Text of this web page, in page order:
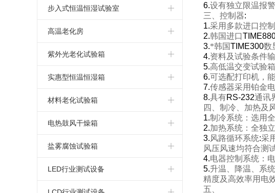
高低温循环试验箱
高低温恒温试验箱
高低温老化试验箱
高低温箱
恒温恒湿试验机
小型恒温恒湿箱
温湿度试验箱
可程式恒温恒湿箱
低湿型恒温恒湿箱
恒温恒湿箱价格
恒温恒湿箱厂家
温度冲击测试箱
温度冲击测试机
快速温变试验箱
温度循环试验箱
快速温变试验箱
高低温冲击试验箱
高低温冲击试验机
高低温冲击测试箱
高低温冲击测试机
步入式恒温恒湿试验室
步入式恒温恒湿试验室
恒温恒湿实验室
步入式高低温试验室
大型恒温恒湿房
高温老化房
高温老化房
高温老化室
步入式老化房
紫外光老化试验箱
紫外光老化试验箱
紫外线耐候试验箱
UV光老化试验箱
实惠型恒温恒湿箱
小型恒温恒湿箱
简单恒温恒湿箱
实惠型恒温恒湿箱
简易式恒温恒湿箱
材料老化试验箱
UV紫外线老化测试仪
湿热老化试验箱
高温老化试验箱
氙弧灯老化试验箱
电热鼓风干燥箱
高温烤箱
电热鼓风干燥箱
指针式电热鼓风干燥箱
盐雾腐蚀试验箱
标准型盐水喷雾试验箱
连续式盐雾腐蚀试验箱
LED行业测试设备
6.设有独立限温报
三、控制器:
1.采用多款进口控
2.韩国进口
3.*韩国TIME300数
4.资料及试验条件
5.高低温交变试验
6.可选配打印机，
7.传感器采用铂金
8.具有RS-232通讯
四、制冷、加热及
1.制冷系统：选用
2.加热系统：全独
3.风路循环系统:采
风压风速均符合测
4.电器控制系统：
5.升温、降温、系
精度及高效率用电
五、